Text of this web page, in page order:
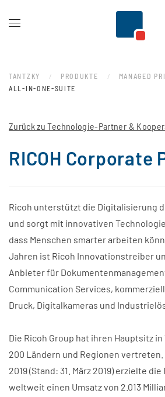
TANTZKY PRODUKTE MANAGED
ALL-IN-ONE-SUITE
Zurück zu Technologie-Partner &
RICOH Corporate
Ricoh unterstützt die Digitalisierung
und sorgt mit innovativen
dass Menschen smarter arbeiten
Jahren ist Ricoh Innovationstreiber
Anbieter für
Communication Services,
Druck, Digitalkameras und
Die Ricoh Group hat ihren Hauptsitz
200 Ländern und Regionen
2019 (Stand: 31. März 2019) erzielte
weltweit einen Umsatz von 2.013